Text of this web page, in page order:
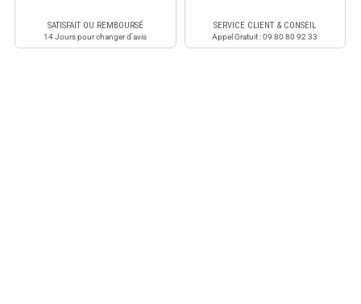
SATISFAIT OU REMBOURSÉ
14 Jours pour changer d'avis
SERVICE CLIENT & CONSEIL
Appel Gratuit : 09 80 80 92 33